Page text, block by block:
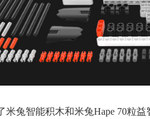
米兔智能积木和米兔Hape 70粒